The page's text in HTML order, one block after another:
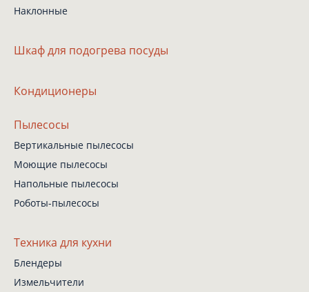
Наклонные
Шкафдля подогрева посуды
Кондиционеры
Пылесосы
Вертикальные пылесосы
Моющие пылесосы
Напольные пылесосы
Роботы-пылесосы
Техника для кухни
Блендеры
Измельчители